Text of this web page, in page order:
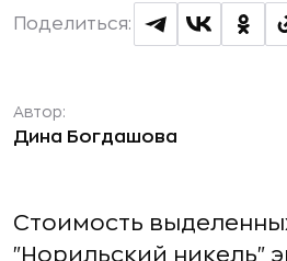
Поделиться:
Автор:
Дина Богдашова
Стоимость
"Норильский никель"